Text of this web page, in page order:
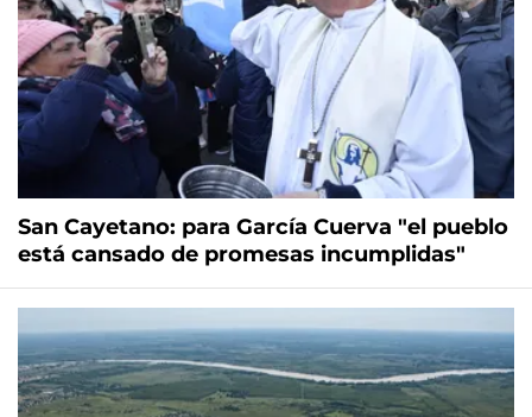
San Cayetano: para García Cuerva "el pueblo
está cansado de promesas incumplidas"